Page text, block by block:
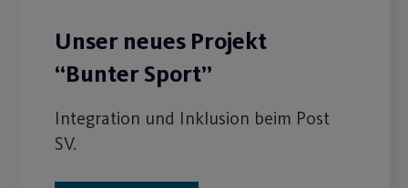
Unser neues Projekt
“Bunter Sport”
Integration und Inklusion beim Post
SV.